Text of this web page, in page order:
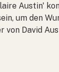
Austin'
um den
von David